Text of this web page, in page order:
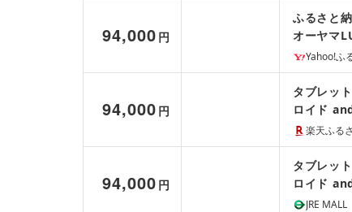
94,000 円
Yahoo!ふ
ふるさと
オーヤマ
94,000 円
楽天ふる
タブレッ
ロイド
94,000 円
JRE MALL
タブレッ
ロイド